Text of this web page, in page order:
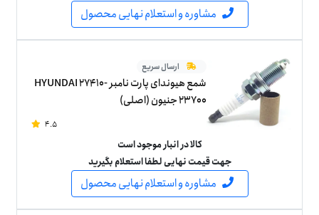
مشاوره و استعلام نهایی محصول
ارسال سریع
شمع هیوندای پارت نامبر HYUNDAI 27410-
23700 جنیون (اصلی)
4.5
کالا در انبار موجود است
جهت قیمت نهایی لطفا استعلام بگیرید
مشاوره و استعلام نهایی محصول